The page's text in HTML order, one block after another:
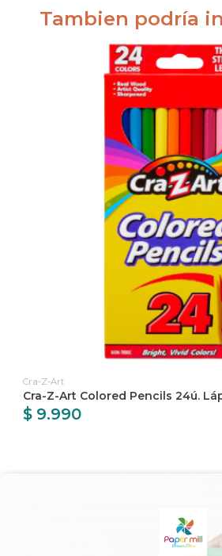
Tambien podría
Cra-Z-Art
Cra-Z-Art Colored Pencils 24ú.
$ 9.990